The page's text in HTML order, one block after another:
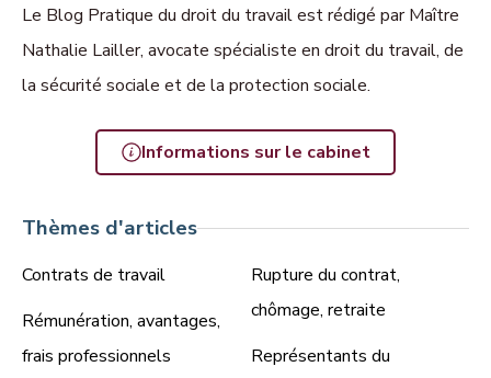
Le Blog Pratique du droit du travail est rédigé par Maître
Nathalie Lailler, avocate spécialiste en droit du travail, de
la sécurité sociale et de la protection sociale.
Informations sur le cabinet
Thèmes d'articles
Contrats de travail
Rémunération, avantages,
frais professionnels
Rupture du contrat,
chômage, retraite
Représentants du